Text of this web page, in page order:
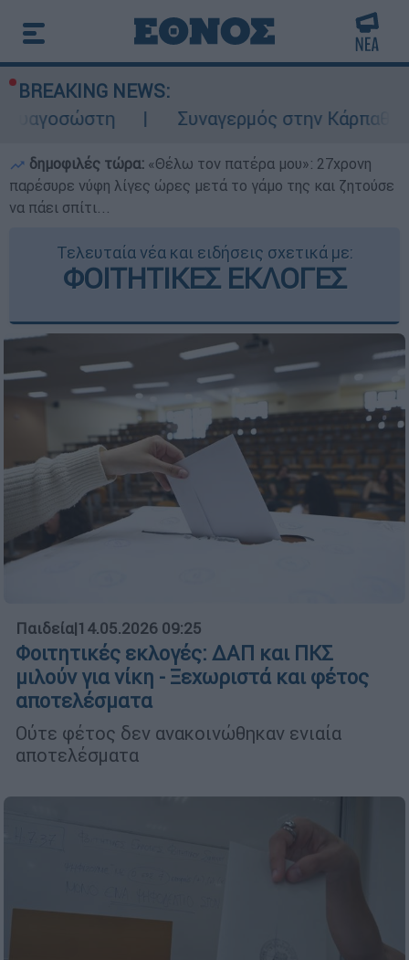
BREAKING NEWS:
Συναγερμός στην Κάρπαθο: Βρέθηκαν
δημοφιλές τώρα: «Θέλω τον πατέρα μου»: 27χρονη
παρέσυρε νύφη λίγες ώρες μετά το γάμο της και ζητούσε
να πάει σπίτι...
Τελευταία νέα και ειδήσεις σχετικά με:
ΦΟΙΤΗΤΙΚΕΣ ΕΚΛΟΓΕΣ
Παιδεία|14.05.2026 09:25
Φοιτητικές εκλογές: ΔΑΠ και ΠΚΣ
μιλούν για νίκη - Ξεχωριστά και φέτος
αποτελέσματα
Ούτε φέτος δεν ανακοινώθηκαν ενιαία
αποτελέσματα